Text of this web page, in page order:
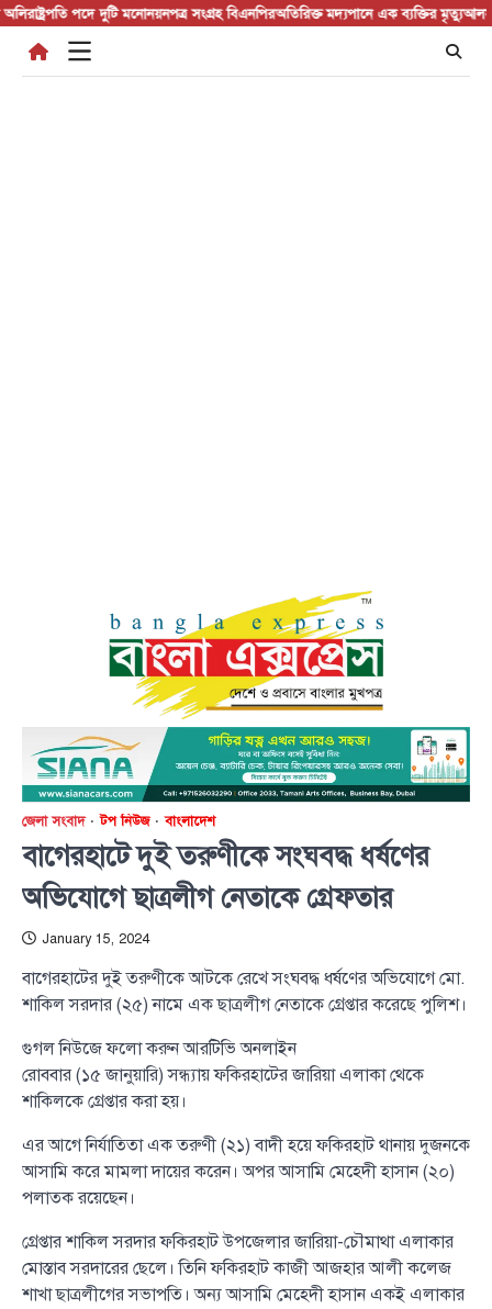
Skip
content
পদে দুটি মনোনয়নপত্র সংগ্রহ বিএনপিরঅতিরিক্ত মদ্যপানে এক ব্যক্তির মৃত্যু
জেলা সংবাদ টপ নিউজ বাংলাদেশ
বাগেরহাটে দুই তরুণীকে সংঘবদ্ধ ধর্ষণের
অভিযোগে ছাত্রলীগ নেতাকে গ্রেফতার
January 15, 2024
বাগেরহাটের দুই তরুণীকে আটকে রেখে সংঘবদ্ধ ধর্ষণের অভিযোগে মো.
শাকিল সরদার (২৫) নামে এক ছাত্রলীগ নেতাকে গ্রেপ্তার করেছে পুলিশ।
গুগল নিউজে ফলো করুন আরটিভি অনলাইন
রোববার (১৫ জানুয়ারি) সন্ধ্যায় ফকিরহাটের জারিয়া এলাকা থেকে
শাকিলকে গ্রেপ্তার করা হয়।
এর আগে নির্যাতিতা এক তরুণী (২১) বাদী হয়ে ফকিরহাট থানায় দুজনকে
আসামি করে মামলা দায়ের করেন। অপর আসামি মেহেদী হাসান (২০)
পলাতক রয়েছেন।
গ্রেপ্তার শাকিল সরদার ফকিরহাট উপজেলার জারিয়া-চৌমাথা এলাকার
মোস্তাব সরদারের ছেলে। তিনি ফকিরহাট কাজী আজহার আলী কলেজ
শাখা ছাত্রলীগের সভাপতি। অন্য আসামি মেহেদী হাসান একই এলাকার